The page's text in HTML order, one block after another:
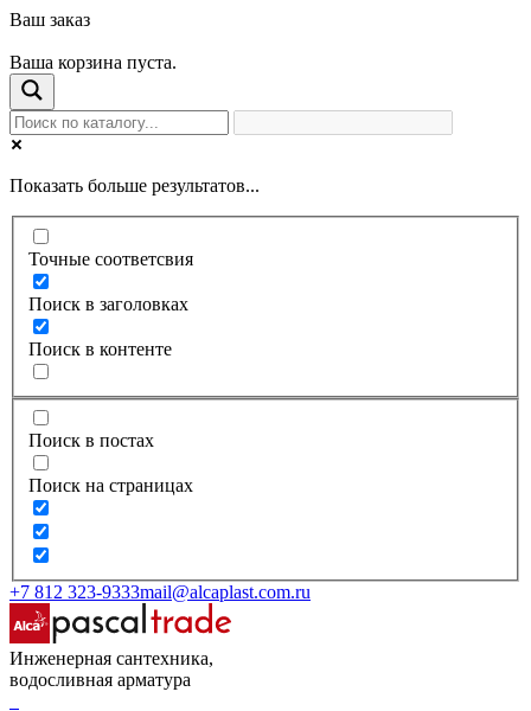
Ваш заказ
Ваша корзина пуста.
Показать больше результатов...
Точные соответсвия
Поиск в заголовках
Поиск в контенте
Поиск в постах
Поиск на страницах
+7 812 323-9333mail@alcaplast.com.ru
Инженерная сантехника,
водосливная арматура